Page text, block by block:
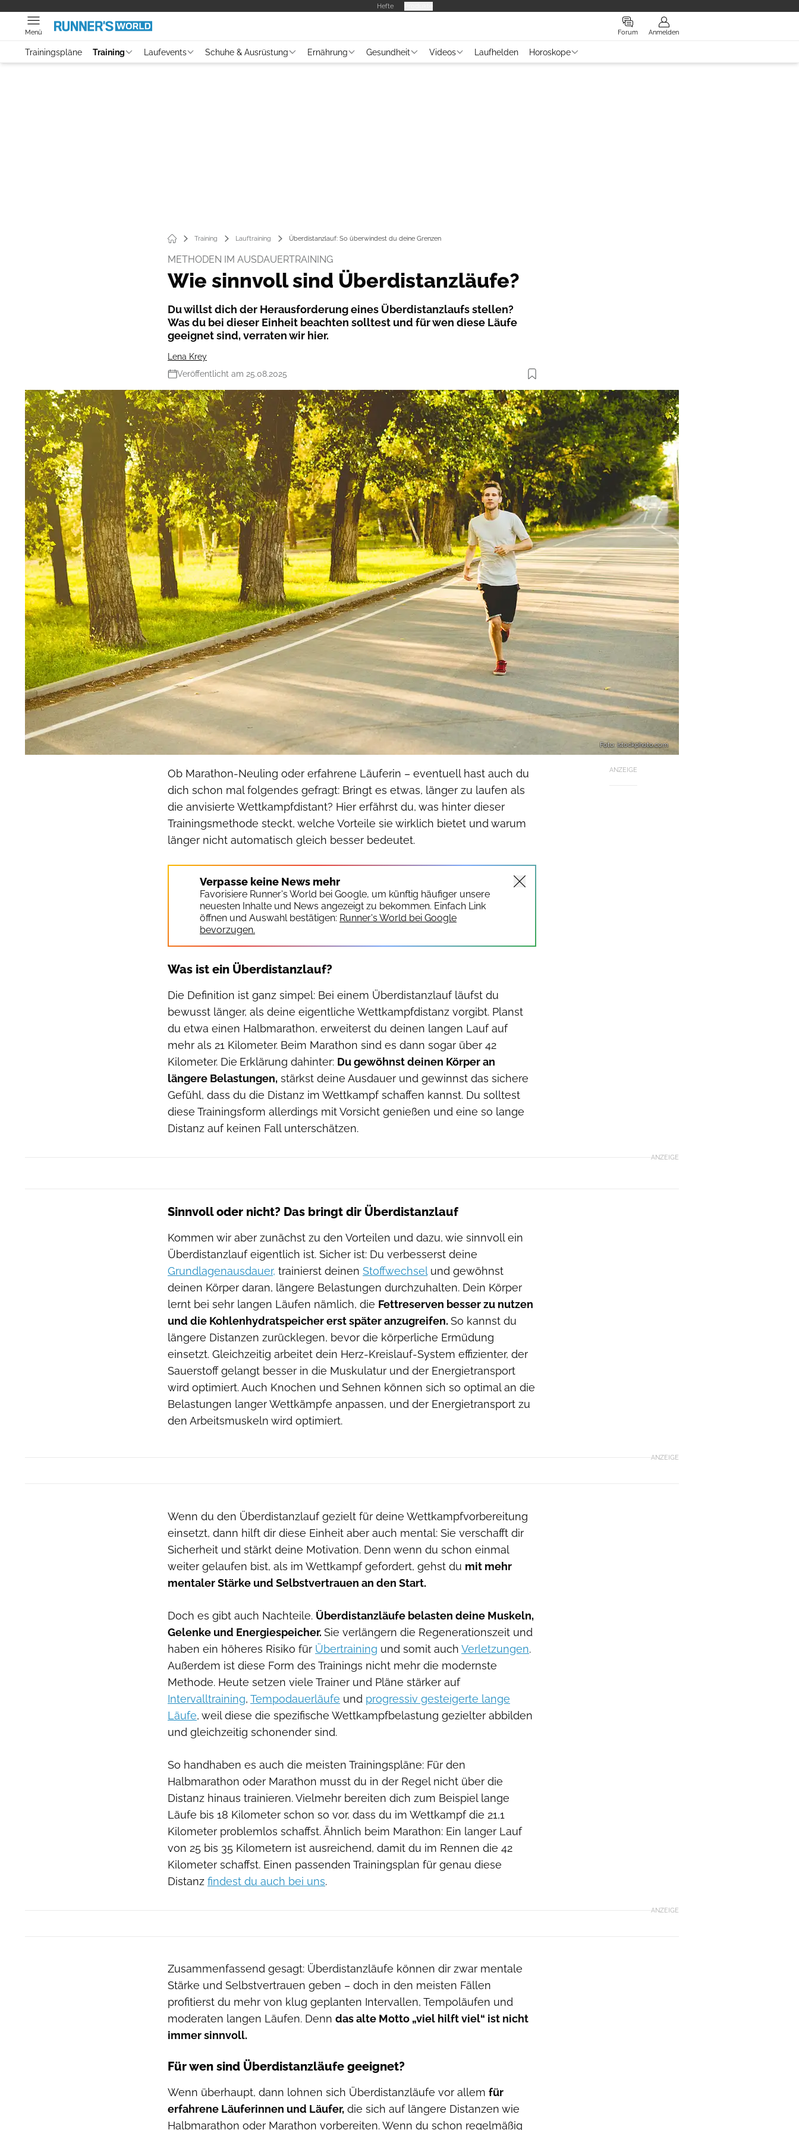
Hefte
Forum Anmelden
Menü
Trainingspläne Training Laufevents Schuhe & Ausrüstung Ernährung Gesundheit Videos Laufhelden Horoskope
Training Lauftraining Überdistanzlauf: So überwindest du deine Grenzen
METHODEN IM AUSDAUERTRAINING
Wie sinnvoll sind Überdistanzläufe?
Du willst dich der Herausforderung eines Überdistanzlaufs stellen?
Was du bei dieser Einheit beachten solltest und für wen diese Läufe
geeignet sind, verraten wir hier.
Lena Krey
Veröffentlicht am 25.08.2025
Foto: istockphoto.com
ANZEIGE
Ob Marathon-Neuling oder erfahrene Läuferin – eventuell hast auch du
dich schon mal folgendes gefragt: Bringt es etwas, länger zu laufen als
die anvisierte Wettkampfdistant? Hier erfährst du, was hinter dieser
Trainingsmethode steckt, welche Vorteile sie wirklich bietet und warum
länger nicht automatisch gleich besser bedeutet.
Verpasse keine News mehr
Favorisiere Runner's World bei Google, um künftig häufiger unsere
neuesten Inhalte und News angezeigt zu bekommen. Einfach Link
öffnen und Auswahl bestätigen: Runner's World bei Google
bevorzugen.
Was ist ein Überdistanzlauf?
Die Definition ist ganz simpel: Bei einem Überdistanzlauf läufst du
bewusst länger, als deine eigentliche Wettkampfdistanz vorgibt. Planst
du etwa einen Halbmarathon, erweiterst du deinen langen Lauf auf
mehr als 21 Kilometer. Beim Marathon sind es dann sogar über 42
Kilometer. Die Erklärung dahinter: Du gewöhnst deinen Körper an
längere Belastungen, stärkst deine Ausdauer und gewinnst das sichere
Gefühl, dass du die Distanz im Wettkampf schaffen kannst. Du solltest
diese Trainingsform allerdings mit Vorsicht genießen und eine so lange
Distanz auf keinen Fall unterschätzen.
ANZEIGE
Sinnvoll oder nicht? Das bringt dir Überdistanzlauf
Kommen wir aber zunächst zu den Vorteilen und dazu, wie sinnvoll ein
Überdistanzlauf eigentlich ist. Sicher ist: Du verbesserst deine
Grundlagenausdauer, trainierst deinen Stoffwechselund gewöhnst
deinen Körper daran, längere Belastungen durchzuhalten. Dein Körper
lernt bei sehr langen Läufen nämlich, die Fettreserven besser zu nutzen
und die Kohlenhydratspeicher erst später anzugreifen. So kannst du
längere Distanzen zurücklegen, bevor die körperliche Ermüdung
einsetzt. Gleichzeitig arbeitet dein Herz-Kreislauf-System effizienter, der
Sauerstoff gelangt besser in die Muskulatur und der Energietransport
wird optimiert. Auch Knochen und Sehnen können sich so optimal an die
Belastungen langer Wettkämpfe anpassen, und der Energietransport zu
den Arbeitsmuskeln wird optimiert.
ANZEIGE
Wenn du den Überdistanzlauf gezielt für deine Wettkampfvorbereitung
einsetzt, dann hilft dir diese Einheit aber auch mental: Sie verschafft dir
Sicherheit und stärkt deine Motivation. Denn wenn du schon einmal
weiter gelaufen bist, als im Wettkampf gefordert, gehst du mit mehr
mentaler Stärke und Selbstvertrauen an den Start.
Doch es gibt auch Nachteile. Überdistanzläufe belasten deine Muskeln,
Gelenke und Energiespeicher. Sie verlängern die Regenerationszeit und
haben ein höheres Risiko für Übertraining und somit auch Verletzungen.
Außerdem ist diese Form des Trainings nicht mehr die modernste
Methode. Heute setzen viele Trainer und Pläne stärker auf
Intervalltraining, Tempodauerläufe und progressiv gesteigerte lange
Läufe, weil diese die spezifische Wettkampfbelastung gezielter abbilden
und gleichzeitig schonender sind.
So handhaben es auch die meisten Trainingspläne: Für den
Halbmarathon oder Marathon musst du in der Regel nicht über die
Distanz hinaus trainieren. Vielmehr bereiten dich zum Beispiel lange
Läufe bis 18 Kilometer schon so vor, dass du im Wettkampf die 21,1
Kilometer problemlos schaffst. Ähnlich beim Marathon: Ein langer Lauf
von 25 bis 35 Kilometern ist ausreichend, damit du im Rennen die 42
Kilometer schaffst. Einen passenden Trainingsplan für genau diese
Distanz findest du auch bei uns.
ANZEIGE
Zusammenfassend gesagt: Überdistanzläufe können dir zwar mentale
Stärke und Selbstvertrauen geben – doch in den meisten Fällen
profitierst du mehr von klug geplanten Intervallen, Tempoläufen und
moderaten langen Läufen. Denn das alte Motto „viel hilft viel“ ist nicht
immer sinnvoll.
Für wen sind Überdistanzläufe geeignet?
Wenn überhaupt, dann lohnen sich Überdistanzläufe vor allem für
erfahrene Läuferinnen und Läufer, die sich auf längere Distanzen wie
Halbmarathon oder Marathon vorbereiten. Wenn du schon regelmäßig